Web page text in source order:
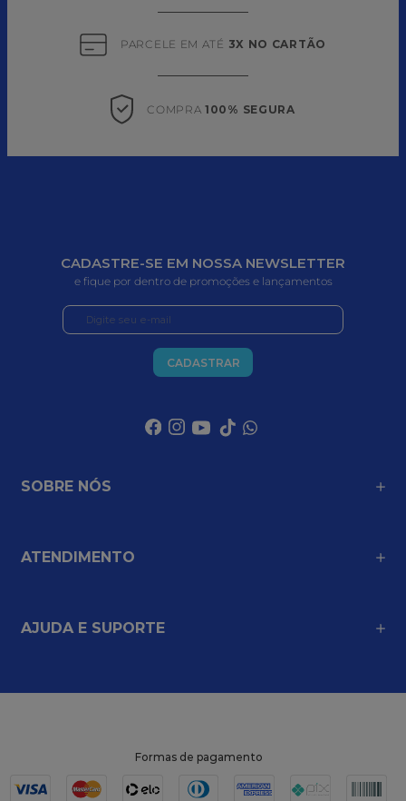
PARCELE EM ATÉ 3X NO CARTÃO
COMPRA 100% SEGURA
CADASTRE-SE EM NOSSA NEWSLETTER
e fique por dentro de promoções e lançamentos
CADASTRAR
SOBRE NÓS
ATENDIMENTO
AJUDA E SUPORTE
Formas de pagamento